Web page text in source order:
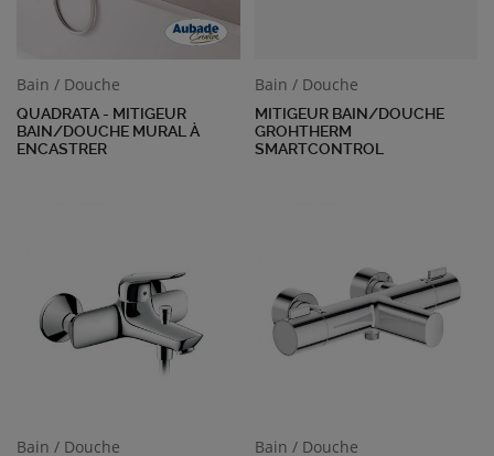
Bain / Douche
QUADRATA - MITIGEUR
BAIN/DOUCHE MURAL À
ENCASTRER
Bain / Douche
MITIGEUR BAIN/DOUCHE
GROHTHERM
SMARTCONTROL
Bain / Douche Bain / Douche